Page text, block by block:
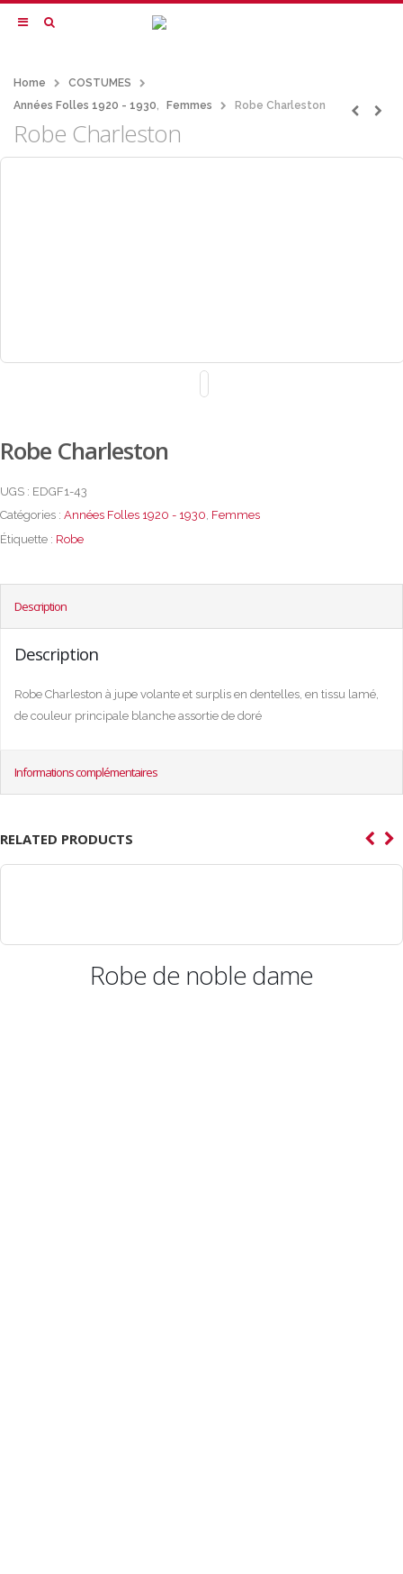
Home
COSTUMES
Années Folles 1920 - 1930, Femmes Robe Charleston
Robe Charleston
Robe Charleston
UGS : EDGF1-43
Catégories : Années Folles 1920 - 1930, Femmes
Étiquette : Robe
Description
Description
Robe Charleston à jupe volante et surplis en dentelles, en tissu lamé,
de couleur principale blanche assortie de doré
Informations complémentaires
RELATED PRODUCTS
Robe de noble dame